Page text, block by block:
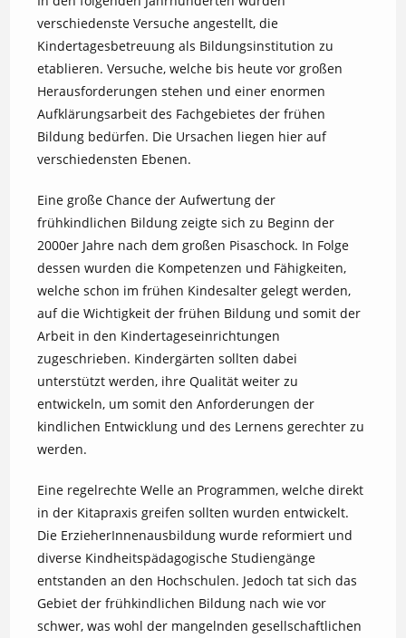
verschiedenste Versuche angestellt, die
Kindertagesbetreuung als Bildungsinstitution zu
etablieren. Versuche, welche bis heute vor großen
Herausforderungen stehen und einer enormen
Aufklärungsarbeit des Fachgebietes der frühen
Bildung bedürfen. Die Ursachen liegen hier auf
verschiedensten Ebenen.
Eine große Chance der Aufwertung der
frühkindlichen Bildung zeigte sich zu Beginn der
2000er Jahre nach dem großen Pisaschock. In Folge
dessen wurden die Kompetenzen und Fähigkeiten,
welche schon im frühen Kindesalter gelegt werden,
auf die Wichtigkeit der frühen Bildung und somit der
Arbeit in den Kindertageseinrichtungen
zugeschrieben. Kindergärten sollten dabei
unterstützt werden, ihre Qualität weiter zu
entwickeln, um somit den Anforderungen der
kindlichen Entwicklung und des Lernens gerechter zu
werden.
Eine regelrechte Welle an Programmen, welche direkt
in der Kitapraxis greifen sollten wurden entwickelt.
Die ErzieherInnenausbildung wurde reformiert und
diverse Kindheitspädagogische Studiengänge
entstanden an den Hochschulen. Jedoch tat sich das
Gebiet der frühkindlichen Bildung nach wie vor
schwer, was wohl der mangelnden gesellschaftlichen